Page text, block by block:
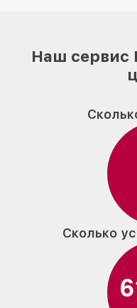
Наш сервис
Сколько
6